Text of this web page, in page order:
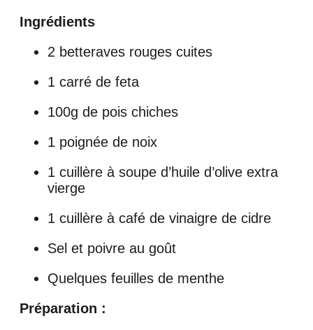
Ingrédients
2 betteraves rouges cuites
1 carré de feta
100g de pois chiches
1 poignée de noix
1 cuillère à soupe d’huile d’olive extra
vierge
1 cuillère à café de vinaigre de cidre
Sel et poivre au goût
Quelques feuilles de menthe
Préparation :